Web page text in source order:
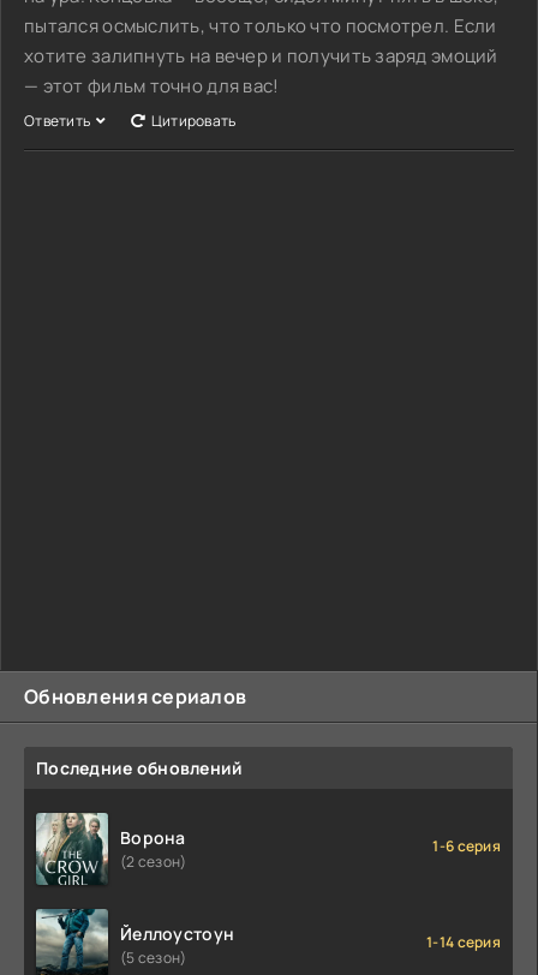
пытался осмыслить, что только что посмотрел. Если
хотите залипнуть на вечер и получить заряд эмоций
— этот фильм точно для вас!
Ответить Цитировать
Обновления сериалов
Последние обновлений
Ворона
(2 сезон)
1-6 серия
Йеллоустоун
(5 сезон)
1-14 серия